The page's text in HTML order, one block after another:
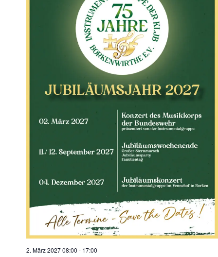
2. März 2027 08:00 - 17:00